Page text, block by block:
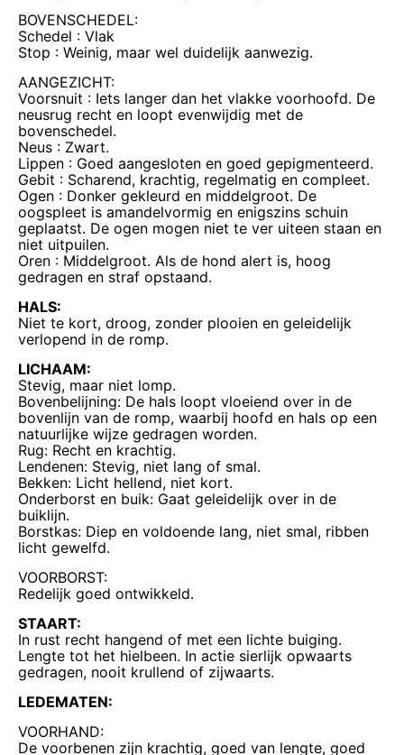
BOVENSCHEDEL:
Schedel : Vlak
Stop : Weinig, maar wel duidelijk aanwezig.
AANGEZICHT:
Voorsnuit : Iets langer dan het vlakke voorhoofd. De
neusrug recht en loopt evenwijdig met de
bovenschedel.
Neus : Zwart.
Lippen : Goed aangesloten en goed gepigmenteerd.
Gebit : Scharend, krachtig, regelmatig en compleet.
Ogen : Donker gekleurd en middelgroot. De
oogspleet is amandelvormig en enigszins schuin
geplaatst. De ogen mogen niet te ver uiteen staan en
niet uitpuilen.
Oren : Middelgroot. Als de hond alert is, hoog
gedragen en straf opstaand.
HALS:
Niet te kort, droog, zonder plooien en geleidelijk
verlopend in de romp.
LICHAAM:
Stevig, maar niet lomp.
Bovenbelijning: De hals loopt vloeiend over in de
bovenlijn van de romp, waarbij hoofd en hals op een
natuurlijke wijze gedragen worden.
Rug: Recht en krachtig.
Lendenen: Stevig, niet lang of smal.
Bekken: Licht hellend, niet kort.
Onderborst en buik: Gaat geleidelijk over in de
buiklijn.
Borstkas: Diep en voldoende lang, niet smal, ribben
licht gewelfd.
VOORBORST:
Redelijk goed ontwikkeld.
STAART:
In rust recht hangend of met een lichte buiging.
Lengte tot het hielbeen. In actie sierlijk opwaarts
gedragen, nooit krullend of zijwaarts.
LEDEMATEN:
VOORHAND:
De voorbenen zijn krachtig, goed van lengte, goed